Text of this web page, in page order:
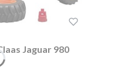
Jaguar 980